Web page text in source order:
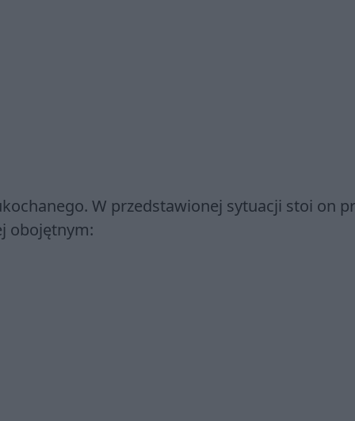
W przedstawionej sytuacji stoi on
obojętnym: